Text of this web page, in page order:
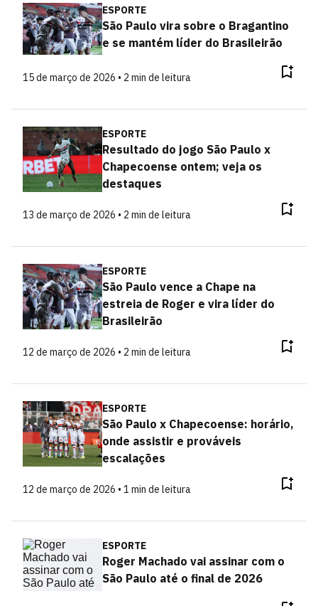
ESPORTE
São Paulo vira sobre o Bragantino
e se mantém líder do Brasileirão
15 de março de 2026 • 2 min de leitura
ESPORTE
Resultado do jogo São Paulo x
Chapecoense ontem; veja os
destaques
13 de março de 2026 • 2 min de leitura
ESPORTE
São Paulo vence a Chape na
estreia de Roger e vira líder do
Brasileirão
12 de março de 2026 • 2 min de leitura
ESPORTE
São Paulo x Chapecoense: horário,
onde assistir e prováveis
escalações
12 de março de 2026 • 1 min de leitura
ESPORTE
Roger Machado vai assinar com o
São Paulo até o final de 2026